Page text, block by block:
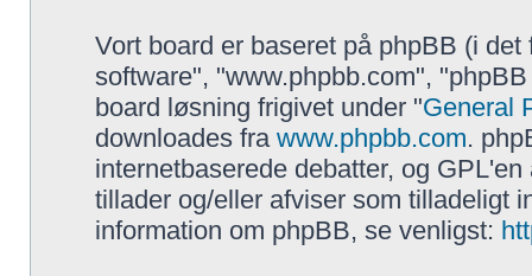
Vort board er baseret på phpBB (i
software", "www.phpbb.com",
board løsning frigivet under "General
downloades fra www.phpbb.com.
internetbaserede debatter, og
tillader og/eller afviser som tilladeligt
information om phpBB, se venligst: